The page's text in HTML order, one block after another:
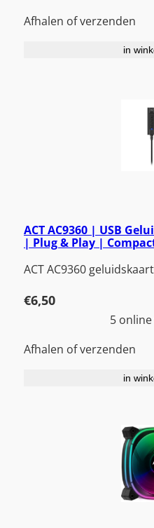
Afhalen of verzenden
in
ACT AC9360 | USB
| Plug & Play |
ACT AC9360
€6,50
5
Afhalen of verzenden
in